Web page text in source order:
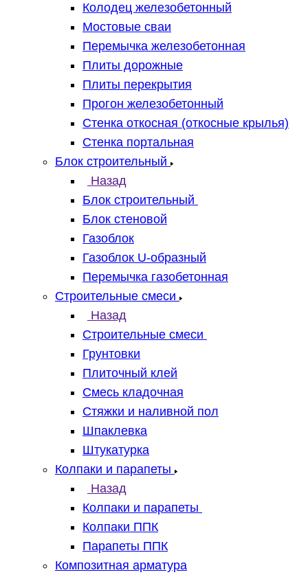
Колодец железобетонный
Мостовые сваи
Перемычка железобетонная
Плиты дорожные
Плиты перекрытия
Прогон железобетонный
Стенка откосная (откосные крылья)
Стенка портальная
Блок строительный
Назад
Блок строительный
Блок стеновой
Газоблок
Газоблок U-образный
Перемычка газобетонная
Строительные смеси
Назад
Строительные смеси
Грунтовки
Плиточный клей
Смесь кладочная
Стяжки и наливной пол
Шпаклевка
Штукатурка
Колпаки и парапеты
Назад
Колпаки и парапеты
Колпаки ППК
Парапеты ППК
Композитная арматура